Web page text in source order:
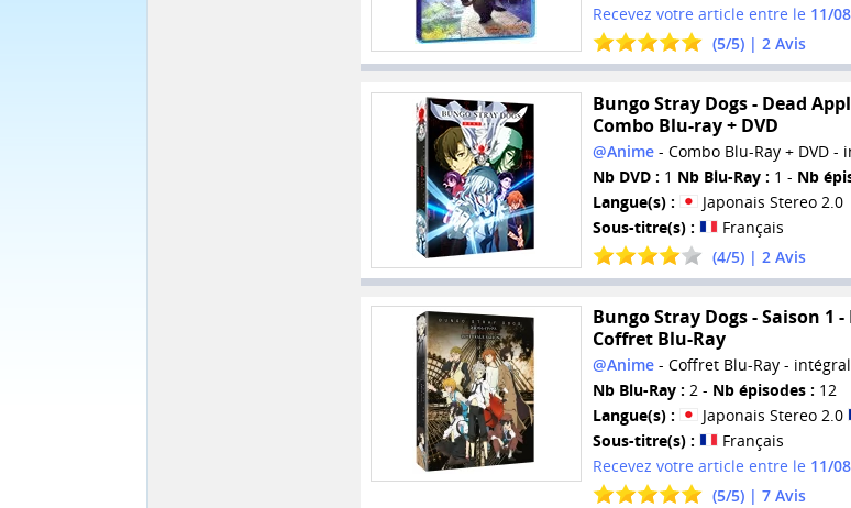
Recevez votre article entre le 11/08
(5/5) | 2Avis
Bungo Stray Dogs - Dead
Combo Blu-ray + DVD
@Anime- Combo Blu-Ray + DVD -
Nb DVD : 1 Nb Blu-Ray : 1 - Nb
Langue(s) :
Japonais Stereo 2.0
Sous-titre(s) :
Français
(4/5) | 2Avis
Bungo Stray Dogs - Saison 1
Coffret Blu-Ray
@Anime- Coffret Blu-Ray -
Nb Blu-Ray : 2 - Nb épisodes : 12
Langue(s) :
Japonais Stereo 2.0
Sous-titre(s) :
Français
Recevez votre article entre le 11/08
(5/5) | 7Avis